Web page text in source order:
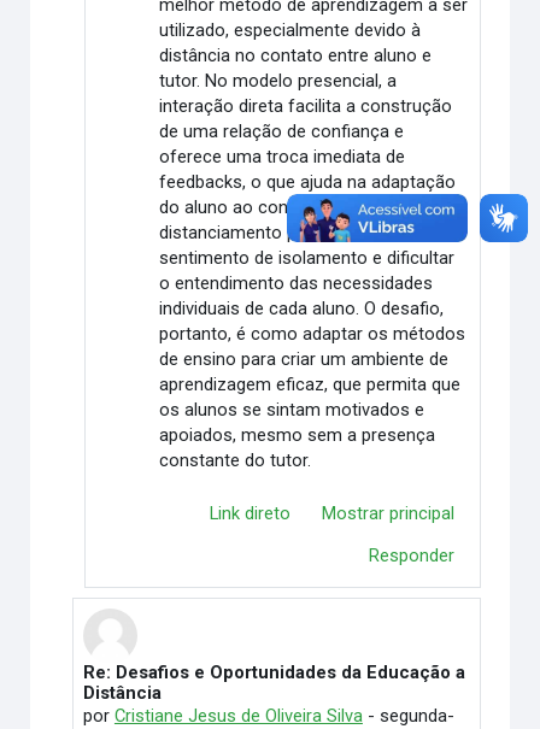
melhor método de aprendizagem a ser
utilizado, especialmente devido à
distância no contato entre aluno e
tutor. No modelo presencial, a
interação direta facilita a construção
de uma relação de confiança e
oferece uma troca imediata de
feedbacks, o que ajuda na adaptação
do aluno ao conteúdo. Já na EAD, o
distanciamento pode gerar um
sentimento de isolamento e dificultar
o entendimento das necessidades
individuais de cada aluno. O desafio,
portanto, é como adaptar os métodos
de ensino para criar um ambiente de
aprendizagem eficaz, que permita que
os alunos se sintam motivados e
apoiados, mesmo sem a presença
constante do tutor.
Link direto
Mostrar principal
Responder
Em resposta à Cynthia Fernandes Santos Meireles
Re: Desafios e Oportunidades da Educação a
Distância
por Cristiane Jesus de Oliveira Silva- segunda-